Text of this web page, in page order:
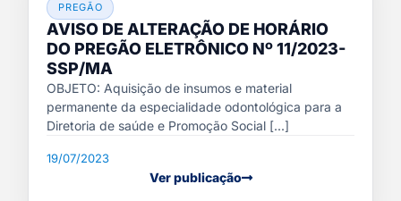
PREGÃO
AVISO DE ALTERAÇÃO DE HORÁRIO
DO PREGÃO ELETRÔNICO Nº 11/2023-
SSP/MA
OBJETO: Aquisição de insumos e material
permanente da especialidade odontológica para a
Diretoria de saúde e Promoção Social [...]
19/07/2023
Ver publicação